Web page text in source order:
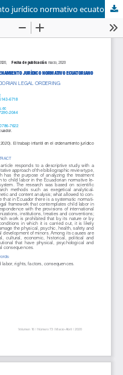
jurídico normativo ecuatoriano